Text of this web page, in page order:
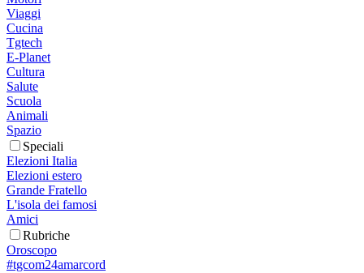
Viaggi
Cucina
Tgtech
E-Planet
Cultura
Salute
Scuola
Animali
Spazio
Speciali
Elezioni Italia
Elezioni estero
Grande Fratello
L'isola dei famosi
Amici
Rubriche
Oroscopo
#tgcom24amarcord